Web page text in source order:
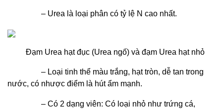
– Urea là loại phân có tỷ lệ N cao nhất.
Đạm Urea hạt đục (Urea ngố) và đạm Urea hạt nhỏ
– Loại tinh thể màu trắng, hạt tròn, dễ tan trong
nước, có nhược điểm là hút ẩm mạnh.
– Có 2 dạng viên: Có loại nhỏ như trứng cá,